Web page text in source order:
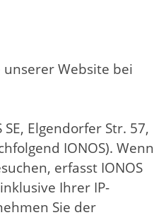
Website bei
Elgendorfer Str. 57,
IONOS). Wenn
erfasst IONOS
Ihrer IP-
Sie der